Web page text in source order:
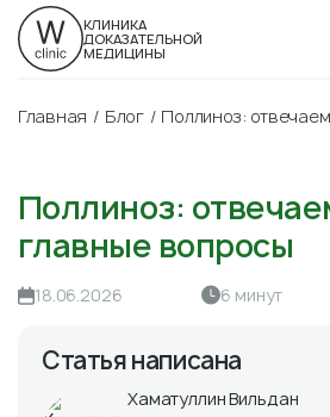
КЛИНИКА
ДОКАЗАТЕЛЬНОЙ
МЕДИЦИНЫ
Главная Блог Поллиноз:
Поллиноз:
главные вопросы
18.06.2026 6 минут
Статья написана
Хаматуллин Вильдан